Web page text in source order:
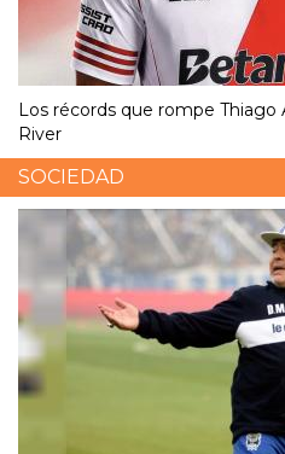
Los récords que rompe Thiago
River
SOCIEDAD